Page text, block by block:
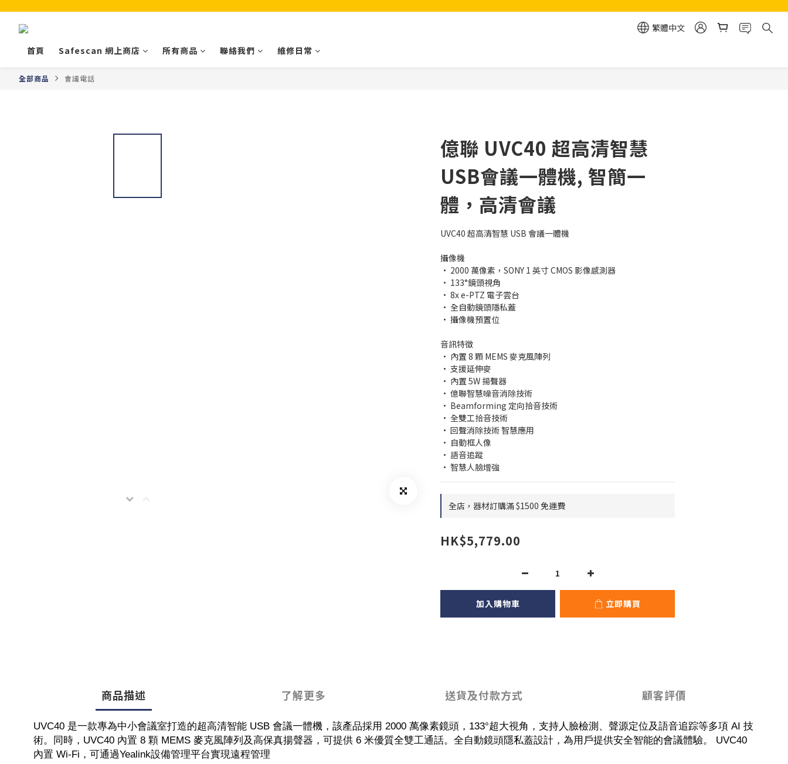
繁體中文
首頁
Safescan 網上商店 所有商品 聯絡我們 維修日常
全部商品 會議電話
億聯 UVC40 超高清智慧
USB會議一體機, 智簡一
體，高清會議
UVC40 超高清智慧 USB 會議一體機
攝像機
• 2000 萬像素，SONY 1 英寸 CMOS 影像感測器
• 133°鏡頭視角
• 8x e-PTZ 電子雲台
• 全自動鏡頭隱私蓋
• 攝像機預置位
音訊特徵
• 內置 8 顆 MEMS 麥克風陣列
• 支援延伸麥
• 內置 5W 揚聲器
• 億聯智慧噪音消除技術
• Beamforming 定向拾音技術
• 全雙工拾音技術
• 回聲消除技術 智慧應用
• 自動框人像
• 語音追蹤
• 智慧人臉增強
全店，器材訂購滿 $1500 免運費
HK$5,779.00
加入購物車 立即購買
商品描述 了解更多 送貨及付款方式 顧客評價
UVC40 是一款專為中小會議室打造的超高清智能 USB 會議一體機，該產品採用 2000 萬像素鏡頭，133°超大視角，支持人臉檢測、聲源定位及語音追踪等多項 AI 技
術。同時，UVC40 內置 8 顆 MEMS 麥克風陣列及高保真揚聲器，可提供 6 米優質全雙工通話。全自動鏡頭隱私蓋設計，為用戶提供安全智能的會議體驗。 UVC40
內置 Wi-Fi，可通過Yealink設備管理平台實現遠程管理